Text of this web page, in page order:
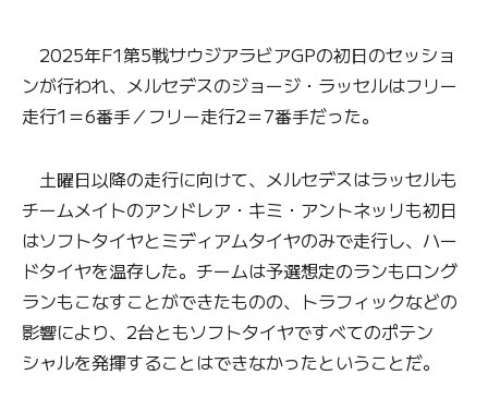
2025年F1第5戦サウジアラビアGPの初日のセッショ
ンが行われ、メルセデスのジョージ・ラッセルはフリー
走行1＝6番手／フリー走行2＝7番手だった。
土曜日以降の走行に向けて、メルセデスはラッセルも
チームメイトのアンドレア・キミ・アントネッリも初日
はソフトタイヤとミディアムタイヤのみで走行し、ハー
ドタイヤを温存した。チームは予選想定のランもロング
ランもこなすことができたものの、トラフィックなどの
影響により、2台ともソフトタイヤですべてのポテン
シャルを発揮することはできなかったということだ。